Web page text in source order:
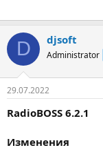
D djsoft
Administrator
29.07.2022
RadioBOSS 6.2.1
Изменения